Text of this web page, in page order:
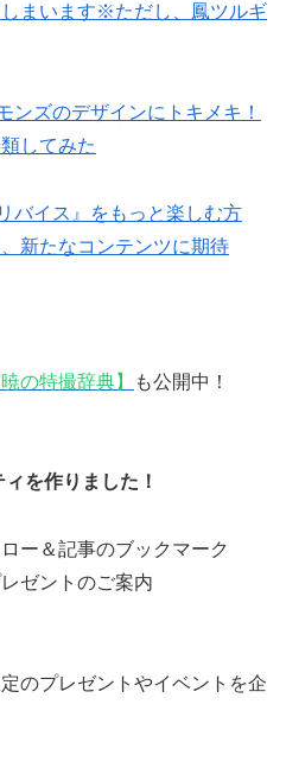
まいます※ただし、鳳ツルギ
ンズのデザインにトキメキ！
してみた
バイス』をもっと楽しむ方
新たなコンテンツに期待
の特撮辞典】 も公開中！
を作りました！
ー＆記事のブックマーク
ゼントのご案内
のプレゼントやイベントを企